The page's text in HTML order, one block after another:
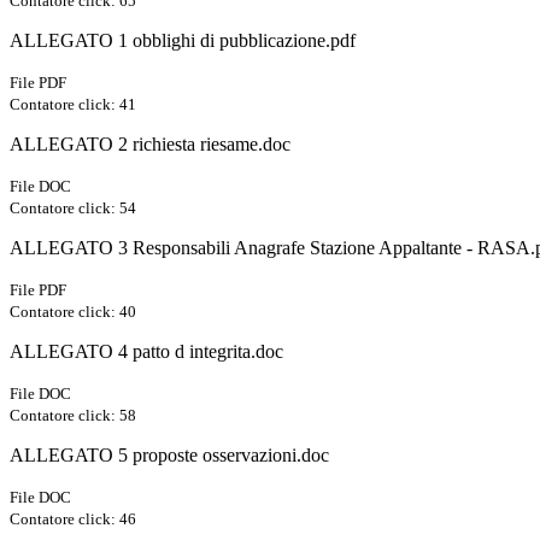
ALLEGATO 1 obblighi di pubblicazione.pdf
File PDF
Contatore click: 41
ALLEGATO 2 richiesta riesame.doc
File DOC
Contatore click: 54
ALLEGATO 3 Responsabili Anagrafe Stazione Appaltante -
File PDF
Contatore click: 40
ALLEGATO 4 patto d integrita.doc
File DOC
Contatore click: 58
ALLEGATO 5 proposte osservazioni.doc
File DOC
Contatore click: 46